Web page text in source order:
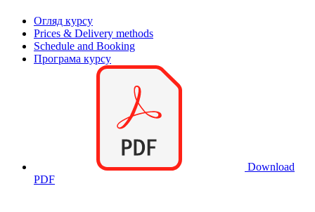
Огляд курсу
Prices & Delivery methods
Schedule and Booking
Програма курсу
Download
PDF